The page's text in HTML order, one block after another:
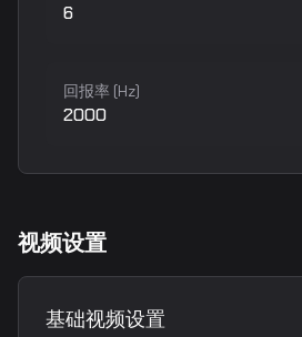
6
回报率 (Hz)
2000
视频设置
基础视频设置